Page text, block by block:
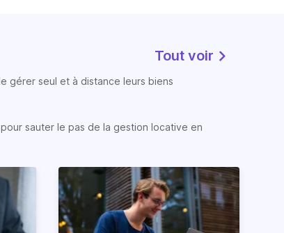
Tout voir
gérer seul et à distance leurs biens
sauter le pas de la gestion locative en